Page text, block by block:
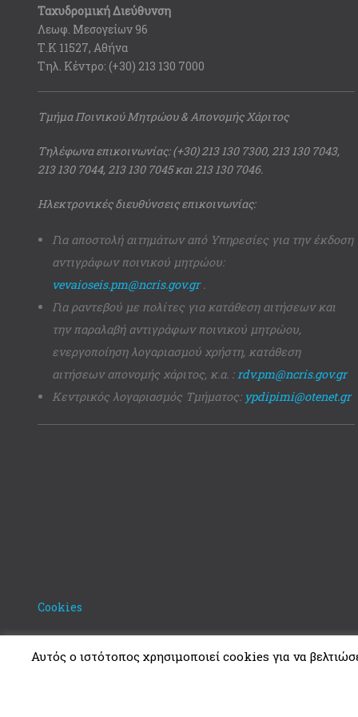
Ταχυδρομική Διεύθυνση
Λεωφ. Μεσογείων 96
Τ.Κ 11527, Αθήνα
Τηλ. Κέντρο: (+30) 213 130 7000
Τμήμα Ποινικού Μητρώου & Απονομής Χάριτος
Τηλέφωνα επικοινωνίας: (+30) 213 130 7300, 213 130 7043,
213 130 7044, 213 130 7045 και 213 130 7046.
Ηλεκτρονικές διευθύνσεις επικοινωνίας:
Για αποστολή αιτημάτων από Υπηρεσίες για την έκδοση
αντιγράφων ποινικού μητρώου:
vevaioseis.pm@ncris.gov.gr.
Για ραντεβού με πολίτες για κατάθεση αιτήσεων και
την παραλαβή αντιγράφων ποινικού μητρώου,
ενεργοποίηση λογαριασμού χρήστη, κατάθεση
αιτήσεων απονομής χάριτος, κ.α. :rdv.pm@ncris.gov.gr
Κεντρικός λογαριασμός Τμήματος: ypdipimi@otenet.gr
Cookies
Αυτός ο ιστότοπος χρησιμοποιεί cookies για να